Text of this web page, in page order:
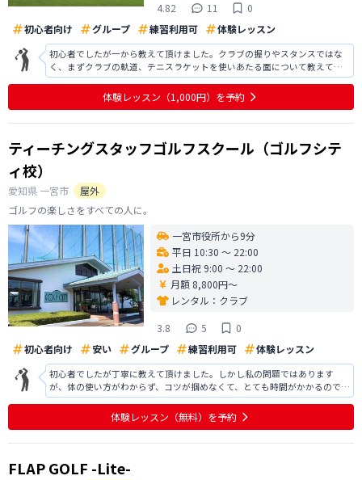
4.82
11
0
初心者向け
グループ 練習利用可 体験レッスン
初心者でしたが一から教えて頂けました。クラブの握りやスタンスではな
く、まずクラブの軌道、テニスラケットを使いあたる面について教えて頂
くなど基礎がわかりやすかったです。話しやすい雰囲気も作ってくれてい
たと思います。比較的年長者が多いのかなと感じましたが落ち着いてやれ
る感じがしてそこも私には良かったです
体験レッスン （1,000円） を予約
ティーチングスタッフゴルフスクール（ゴルフシテ
ィ校）
愛知県 一宮市
屋外
ゴルフの楽しさをすべての人に。
一宮市役所から9分
平日 10:30 〜 22:00
土日祝 9:00 〜 22:00
月額 8,800円〜
レンタル： クラブ
3.8
5
0
初心者向け
安い グループ 練習利用可 体験レッスン
初心者でしたが丁寧に教えて頂けました。しかし私の問題ではあります
が、体の使い方がわからず、コツが掴めなくて、とても時間がかかるのでは
と思います。 実際は3人でレッスンを受けてましたが、他の2人はとてもお
上手でしたが、何か具体的なアドバイスをもらってる様には見えませんで
した。なので1.2人までのレッス
体験レッスン （無料） を予約
FLAP GOLF -Lite-